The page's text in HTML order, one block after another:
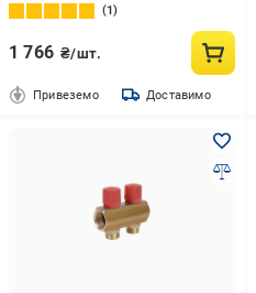
1
1 766 ₴/шт.
Привеземо Доставимо